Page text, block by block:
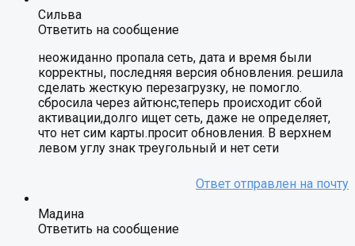
Сильва
Ответить на сообщение
неожиданно пропала сеть, дата и время были
корректны, последняя версия обновления. решила
сделать жесткую перезагрузку, не помогло.
сбросила через айтюнс,теперь происходит сбой
активации,долго ищет сеть, даже не определяет,
что нет сим карты.просит обновления. В верхнем
левом углу знак треугольный и нет сети
Мадина
Ответить на сообщение